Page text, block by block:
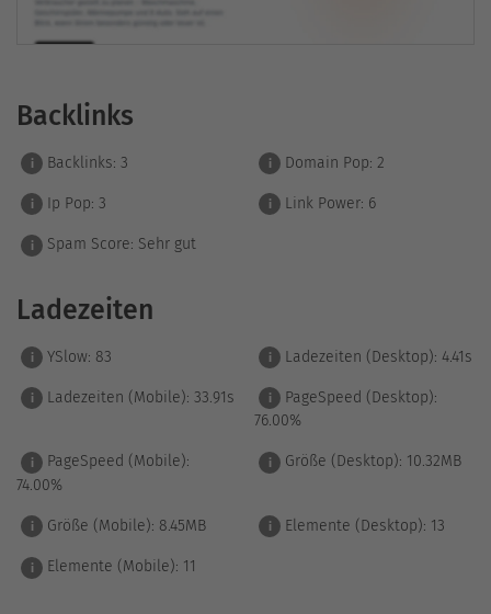
Backlinks
i Backlinks: 3 i Domain Pop: 2
i Ip Pop: 3 i Link Power: 6
i Spam Score: Sehr gut
Ladezeiten
i YSlow: 83 i Ladezeiten (Desktop): 4.41s
i Ladezeiten (Mobile): 33.91s i
PageSpeed (Desktop):
76.00%
i
PageSpeed (Mobile):
74.00%
i Größe (Desktop): 10.32MB
i Größe (Mobile): 8.45MB i Elemente (Desktop): 13
i Elemente (Mobile): 11